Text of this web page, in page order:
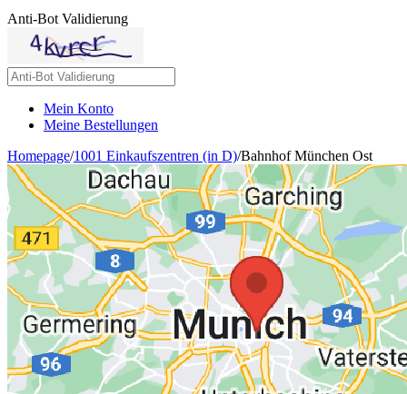
Anti-Bot Validierung
Mein Konto
Meine Bestellungen
Homepage/1001 Einkaufszentren (in D)/Bahnhof München Ost